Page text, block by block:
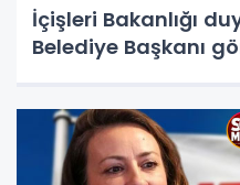
İçişleri Bakanlığı
Belediye Başkanı